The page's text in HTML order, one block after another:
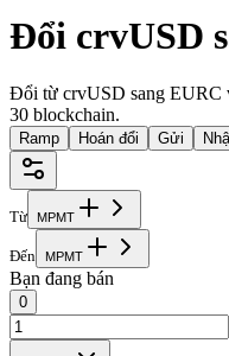
Đổi crvUSD
Đổi từ crvUSD sang EURC
30 blockchain.
Ramp Hoán đổi Gửi
Từ MPMT
Đến MPMT
Bạn đang bán
0